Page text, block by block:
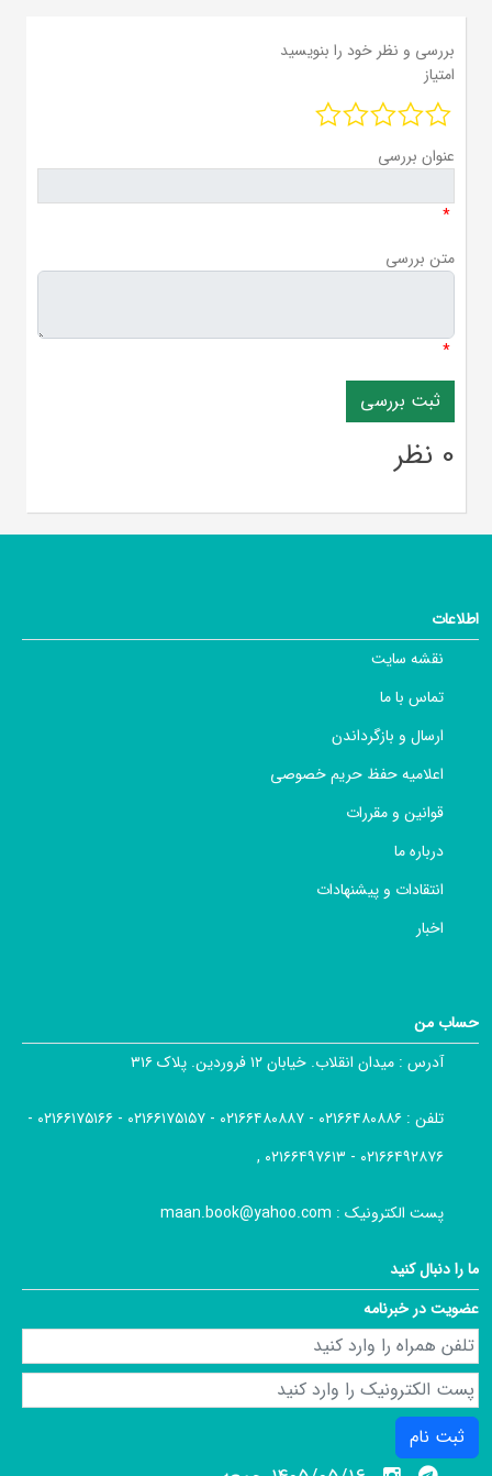
بررسی و نظر خود را بنویسید
امتیاز
عنوان بررسی
*
متن بررسی
*
0 نظر
اطلاعات
نقشه سایت
تماس با ما
ارسال و بازگرداندن
اعلامیه حفظ حریم خصوصی
قوانین و مقررات
درباره ما
انتقادات و پیشنهادات
اخبار
حساب من
آدرس : میدان انقلاب. خیابان ۱۲ فروردین. پلاک ۳۱۶
تلفن :
۰۲۱۶۶۴۸۰۸۸۶ - ۰۲۱۶۶۴۸۰۸۸۷ - ۰۲۱۶۶۱۷۵۱۵۷ - ۰۲۱۶۶۱۷۵۱۶۶ -
۰۲۱۶۶۴۹۲۸۷۶ - ۰۲۱۶۶۴۹۷۶۱۳ ,
پست الکترونیک : maan.book@yahoo.com
ما را دنبال کنید
عضویت در خبرنامه
ثبت نام